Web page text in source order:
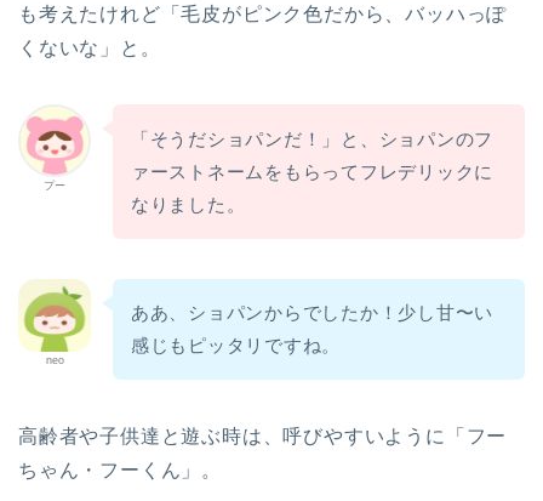
も考えたけれど「毛皮がピンク色だから、バッハっぽ
くないな」と。
プー
「そうだショパンだ！」と、ショパンのフ
ァーストネームをもらってフレデリックに
なりました。
neo
ああ、ショパンからでしたか！少し甘〜い
感じもピッタリですね。
高齢者や子供達と遊ぶ時は、呼びやすいように「フー
ちゃん・フーくん」。
パロの紹介